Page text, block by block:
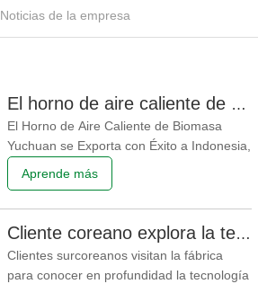
Noticias de la empresa
El horno de aire caliente de biomasa Yuchuan exportado a Indonesia proporciona un suministro de calor eficiente y estable para sistemas de secado
El Horno de Aire Caliente de Biomasa
Yuchuan se Exporta con Éxito a Indonesia,
Apoyando el Funcionamiento Eficiente de
Sistemas de Secado Industrial
de biomasa fabricado por Shandong
Yuchuan ha completado con éxito la
producción, la inspección de calidad y
Aprende más
Cliente coreano explora la tecnología de secado y granulación de estiércol de pollo
Clientes surcoreanos visitan la fábrica
para conocer en profundidad la tecnología